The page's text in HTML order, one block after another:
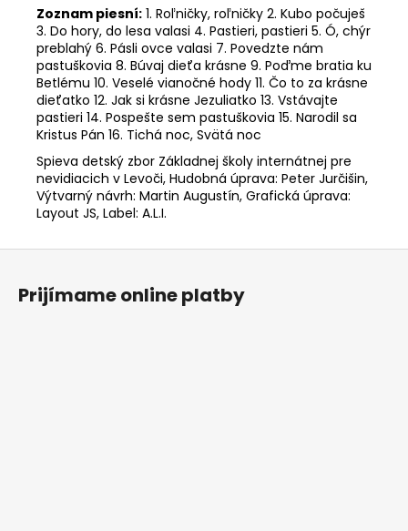
Zoznam piesní: 1. Roľničky, roľničky 2. Kubo počuješ
3. Do hory, do lesa valasi 4. Pastieri, pastieri 5. Ó, chýr
preblahý 6. Pásli ovce valasi 7. Povedzte nám
pastuškovia 8. Búvaj dieťa krásne 9. Poďme bratia ku
Betlému 10. Veselé vianočné hody 11. Čo to za krásne
dieťatko 12. Jak si krásne Jezuliatko 13. Vstávajte
pastieri 14. Pospešte sem pastuškovia 15. Narodil sa
Kristus Pán 16. Tichá noc, Svätá noc
Spieva detský zbor Základnej školy internátnej pre
nevidiacich v Levoči, Hudobná úprava: Peter Jurčišin,
Výtvarný návrh: Martin Augustín, Grafická úprava:
Layout JS, Label: A.L.I.
Z
Prijímame online platby